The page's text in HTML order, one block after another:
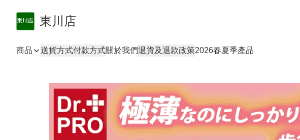
東川店
商品 送貨方式付款方式關於我們退貨及退款政策2026春夏季產品